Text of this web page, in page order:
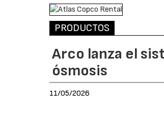
PRODUCTOS
Arco lanza el
ósmosis
11/05/2026